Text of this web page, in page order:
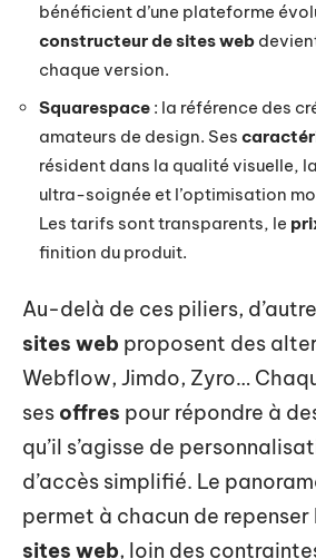
bénéficient d’une plateforme
constructeur de sites web
chaque version.
Squarespace : la référence des
amateurs de design. Ses
résident dans la qualité visuelle,
ultra-soignée et l’optimisation
Les tarifs sont transparents, le
finition du produit.
Au-delà de ces piliers,
sites web proposent des
Webflow, Jimdo, Zyro…
ses offres pour répondre à
qu’il s’agisse de
d’accès simplifié. Le
permet à chacun de repenser
sites web, loin des